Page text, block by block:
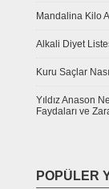
Mandalina Kilo
Alkali Diyet
Kuru Saçlar
Yıldız Anason
Faydaları ve
POPÜLER